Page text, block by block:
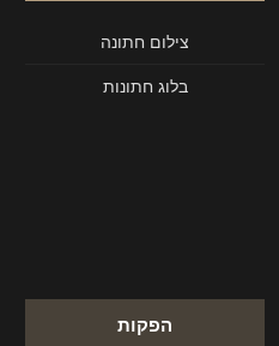
צילום חתונה
בלוג חתונות
הפקות